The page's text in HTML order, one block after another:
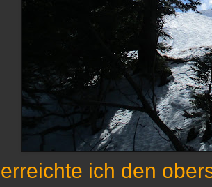
ich den